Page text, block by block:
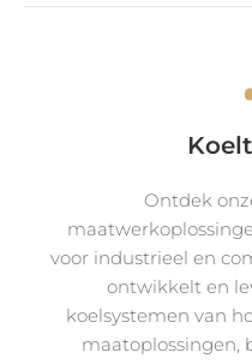
Ontdek
voor industrieel en
ontwikkelt en
koelsystemen van
maatoplossingen,